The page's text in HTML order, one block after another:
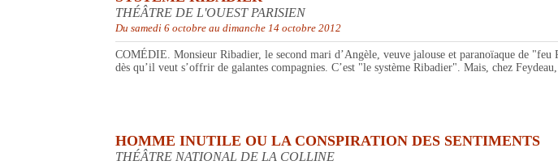
THÉÂTRE DE L'OUEST PARISIEN
Du samedi 6 octobre au dimanche 14 octobre 2012
COMÉDIE. Monsieur Ribadier, le second mari d’Angèle, veuve jalouse et paranoïaque de
dès qu’il veut s’offrir de galantes compagnies. C’est "le système Ribadier". Mais, chez
HOMME INUTILE OU LA CONSPIRATION DES SENTIMENTS
THÉÂTRE NATIONAL DE LA COLLINE